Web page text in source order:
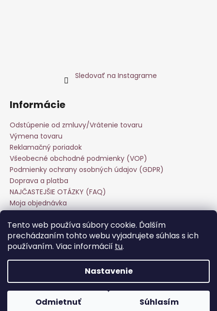
Tento web používa súbory cookie. Ďalším
prechádzaním tohto webu vyjadrujete súhlas s ich
používaním. Viac informácií tu.
Nastavenie
Odmietnuť Súhlasím
Sledovať na Instagrame
Informácie
Odstúpenie od zmluvy/Vrátenie tovaru
Výmena tovaru
Reklamačný poriadok
Všeobecné obchodné podmienky (VOP)
Podmienky ochrany osobných údajov (GDPR)
Doprava a platba
NAJČASTEJŠIE OTÁZKY (FAQ)
Moja objednávka
Veľkoobchod
Hodnotenie obchodu
Kontakt
Copyright 2026Keira Fashion. Všetky práva vyhradené.
Upraviť nastavenie cookies